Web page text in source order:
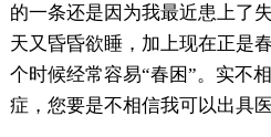
的一条还是因为我最近患上了
天又昏昏欲睡，加上现在正是
个时候经常容易“春困”。实不
症，您要是不相信我可以出具医